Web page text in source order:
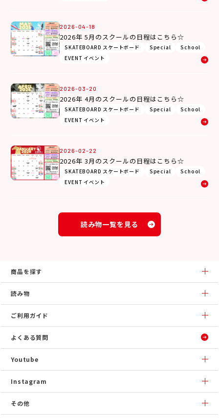
2026-04-18
2026年 5月のスクールの日程はこちら☆
SKATEBOARD スケートボード Special
School
EVENT イベント
2026-03-20
2026年 4月のスクールの日程はこちら☆
SKATEBOARD スケートボード Special
School
EVENT イベント
2026-02-22
2026年 3月のスクールの日程はこちら☆
SKATEBOARD スケートボード Special
School
EVENT イベント
読み物一覧を見る
商品を探す
読み物
ご利用ガイド
よくある質問
Youtube
Instagram
その他